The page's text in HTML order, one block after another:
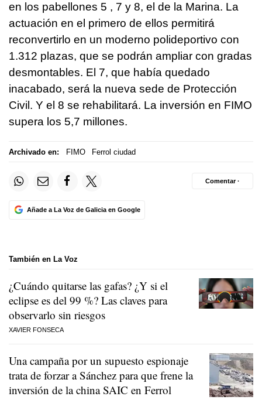
en los pabellones 5 , 7 y 8, el de la Marina. La
actuación en el primero de ellos permitirá
reconvertirlo en un moderno polideportivo con
1.312 plazas, que se podrán ampliar con gradas
desmontables. El 7, que había quedado
inacabado, será la nueva sede de Protección
Civil. Y el 8 se rehabilitará. La inversión en FIMO
supera los 5,7 millones.
Archivado en: FIMO Ferrol ciudad
Añade a La Voz de Galicia en Google
Comentar ·
También en La Voz
¿Cuándo quitarse las gafas? ¿Y si el
eclipse es del 99 %? Las claves para
observarlo sin riesgos
XAVIER FONSECA
Una campaña por un supuesto espionaje
trata de forzar a Sánchez para que frene la
inversión de la china SAIC en Ferrol